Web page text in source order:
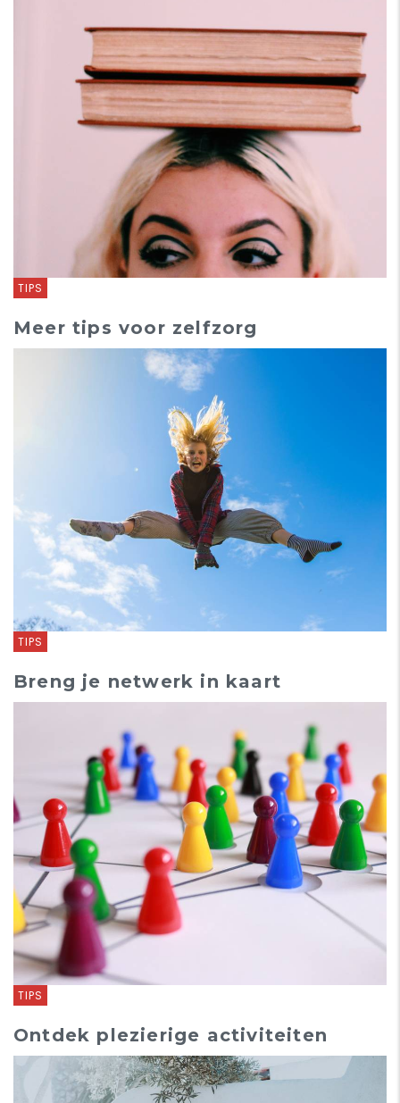
TIPS
TIPS
Meer tips voor zelfzorg
TIPS
Breng je netwerk in kaart
Ontdek plezierige activiteiten